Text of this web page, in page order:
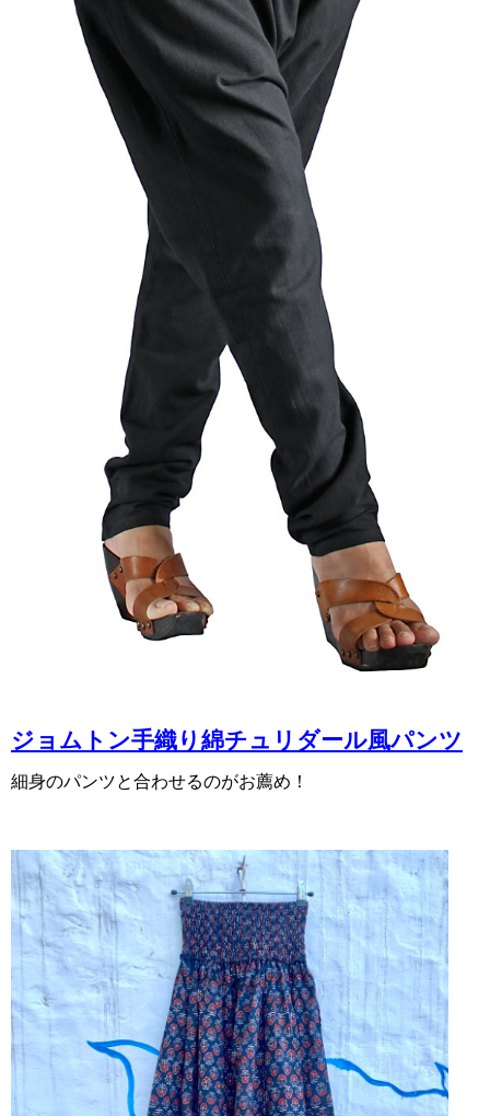
ジョムトン手織り綿チュリダール風パンツ
細身のパンツと合わせるのがお薦め！